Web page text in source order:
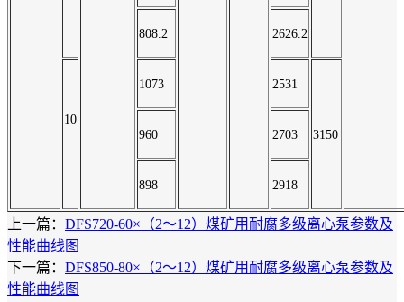
808.2 2626.2
10
1073 2531
3150
960 2703
898 2918
上一篇： DFS720-60×（2～12）煤矿用耐腐多级离心泵参数及
性能曲线图
下一篇： DFS850-80×（2～12）煤矿用耐腐多级离心泵参数及
性能曲线图